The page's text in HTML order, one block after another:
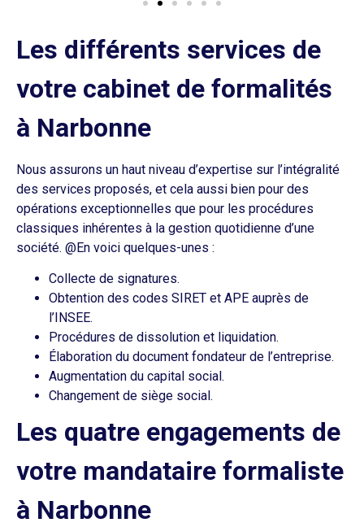
Les différents services de
votre cabinet de formalités
à Narbonne
Nous assurons un haut niveau d’expertise sur l’intégralité
des services proposés, et cela aussi bien pour des
opérations exceptionnelles que pour les procédures
classiques inhérentes à la gestion quotidienne d’une
société. @En voici quelques-unes :
Collecte de signatures.
Obtention des codes SIRET et APE auprès de
l’INSEE.
Procédures de dissolution et liquidation.
Élaboration du document fondateur de l’entreprise.
Augmentation du capital social.
Changement de siège social.
Les quatre engagements de
votre mandataire formaliste
à Narbonne